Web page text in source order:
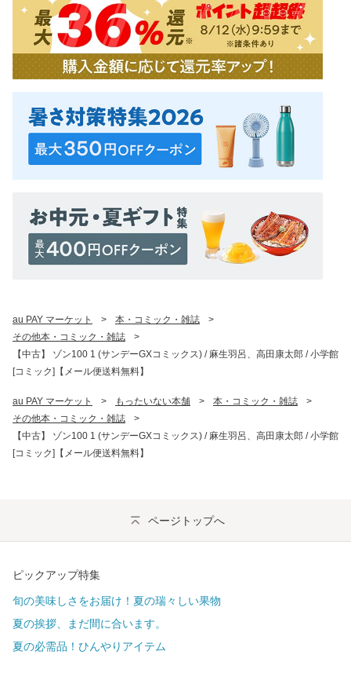
au PAY マーケット > 本・コミック・雑誌
>
その他本・コミック・雑誌
>
【中古】 ゾン100 1 (サンデーGXコミックス) / 麻生羽呂、高田康太郎 / 小学館
[コミック]【メール便送料無料】
au PAY マーケット > もったいない本舗 > 本・コミック・雑誌
>
その他本・コミック・雑誌
>
【中古】 ゾン100 1 (サンデーGXコミックス) / 麻生羽呂、高田康太郎 / 小学館
[コミック]【メール便送料無料】
ページトップへ
ピックアップ特集
旬の美味しさをお届け！夏の瑞々しい果物
夏の挨拶、まだ間に合います。
夏の必需品！ひんやりアイテム